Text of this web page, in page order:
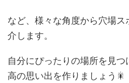
など、様々な角度から穴場
介します。
自分にぴったりの場所を見
高の思い出を作りましょう🎇